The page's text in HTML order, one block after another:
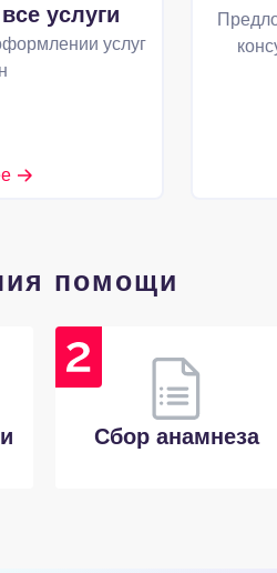
услуги
услуг
помощи
Сбор анамнеза